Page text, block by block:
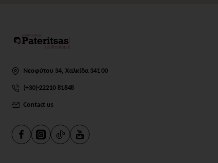
Νεοφύτου 34, Χαλκίδα 341 00
(+30)-22210 81848
Contact us